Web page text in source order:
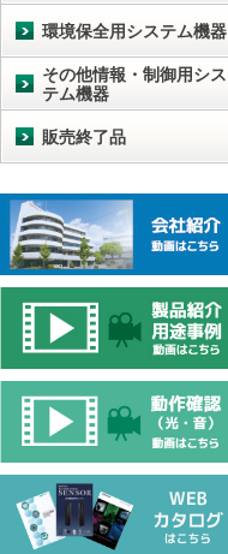
環境保全用システム機器
その他情報・制御用シス
テム機器
販売終了品